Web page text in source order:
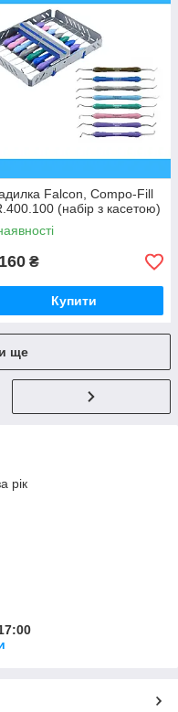
Falcon, Compo-Fill
(набір з касетою)
₴
Купити
ще
рік